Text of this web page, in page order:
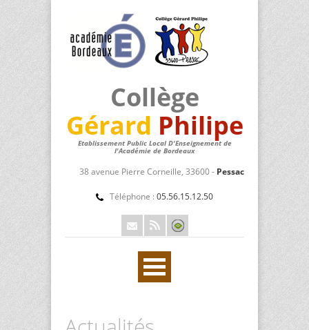
Collège
Gérard Philipe
Etablissement Public Local D'Enseignement de
l'Académie de Bordeaux
38 avenue Pierre Corneille, 33600 - Pessac
Téléphone : 05.56.15.12.50